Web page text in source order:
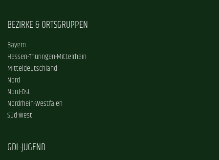
BEZIRKE & ORTSGRUPPEN
Bayern
Hessen-Thüringen-Mittelrhein
Mitteldeutschland
Nord
Nord-Ost
Nordrhein-Westfalen
Süd-West
GDL-JUGEND